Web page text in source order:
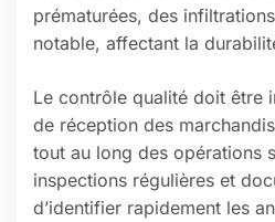
prématurées, des
notable, affectant la
Le contrôle qualité doit être
de réception des
tout au long des opérations
inspections régulières et
d’identifier rapidement les